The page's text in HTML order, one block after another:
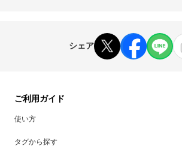
シェア
ご利用ガイド
使い方
タグから探す